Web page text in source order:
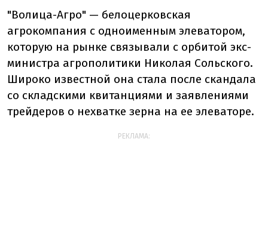
"Волица-Агро" — белоцерковская
агрокомпания с одноименным элеватором,
которую на рынке связывали с орбитой экс-
министра агрополитики Николая Сольского.
Широко известной она стала после скандала
со складскими квитанциями и заявлениями
трейдеров о нехватке зерна на ее элеваторе.
РЕКЛАМА: